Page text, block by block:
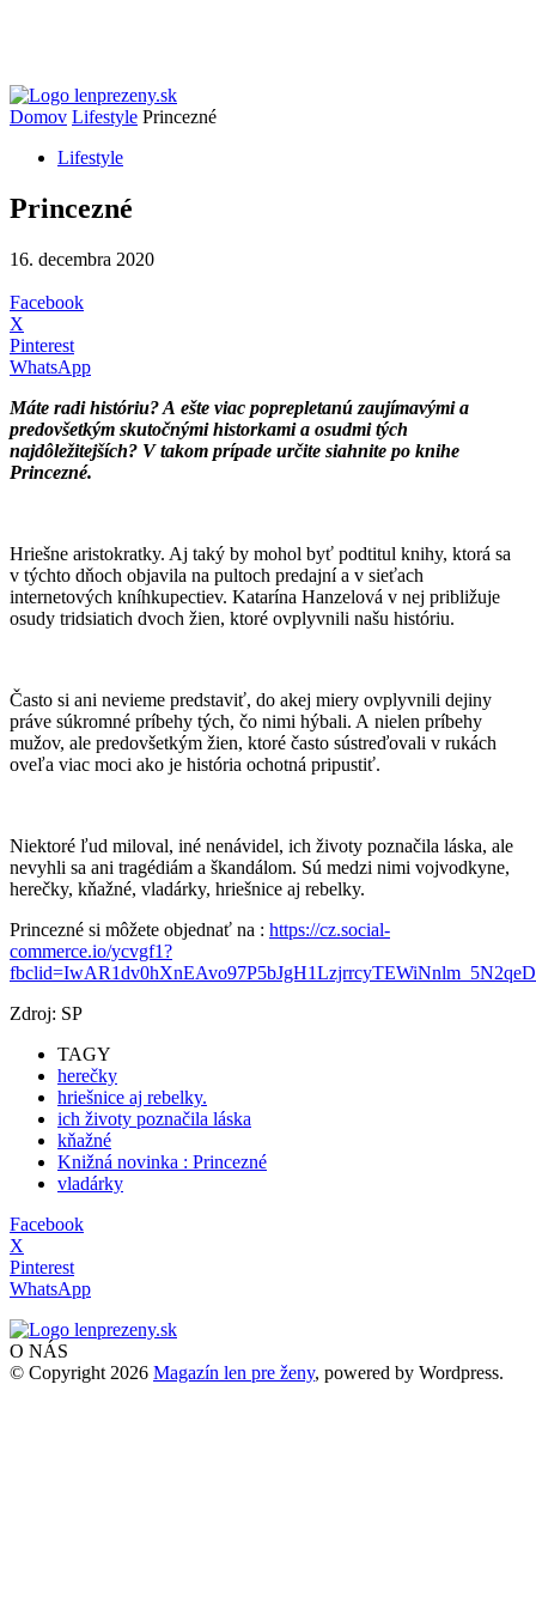
Domov Lifestyle Princezné
Lifestyle
Princezné
16. decembra 2020
Facebook
X
Pinterest
WhatsApp
Máte radi históriu? A ešte viac poprepletanú zaujímavými a
predovšetkým skutočnými historkami a osudmi tých
najdôležitejších? V takom prípade určite siahnite po knihe
Princezné.
Hriešne aristokratky. Aj taký by mohol byť podtitul knihy, ktorá sa
v týchto dňoch objavila na pultoch predajní a v sieťach
internetových kníhkupectiev. Katarína Hanzelová v nej približuje
osudy tridsiatich dvoch žien, ktoré ovplyvnili našu históriu.
Často si ani nevieme predstaviť, do akej miery ovplyvnili dejiny
práve súkromné príbehy tých, čo nimi hýbali. A nielen príbehy
mužov, ale predovšetkým žien, ktoré často sústreďovali v rukách
oveľa viac moci ako je história ochotná pripustiť.
Niektoré ľud miloval, iné nenávidel, ich životy poznačila láska, ale
nevyhli sa ani tragédiám a škandálom. Sú medzi nimi vojvodkyne,
herečky, kňažné, vladárky, hriešnice aj rebelky.
Princezné si môžete objednať na : https://cz.social-
commerce.io/ycvgf1?
Zdroj: SP
TAGY
herečky
hriešnice aj rebelky.
ich životy poznačila láska
kňažné
Knižná novinka : Princezné
vladárky
Facebook
X
Pinterest
WhatsApp
O NÁS
© Copyright 2026 Magazín len pre ženy, powered by Wordpress.